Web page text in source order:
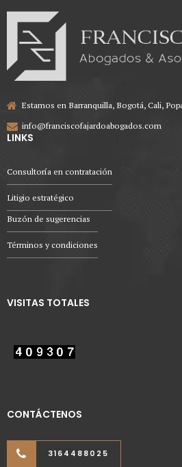
Estamos en Barranquilla, Bogotá, Cali,
info@franciscofajardoabogados.com
LINKS
Consultoría en contratación
Litigio estratégico
Buzón de sugerencias
Términos y condiciones
VISITAS TOTALES
CONTÁCTENOS
3164488025